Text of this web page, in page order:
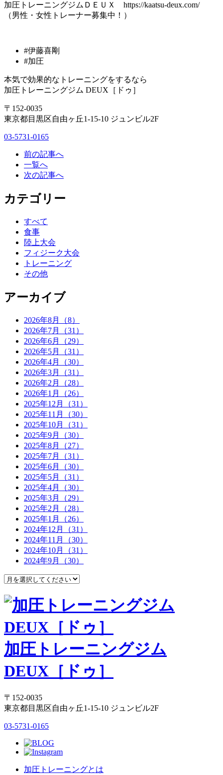
加圧トレーニングジムＤＥＵＸ ‪https://kaatsu-deux.com/‬
（男性・女性トレーナー募集中！）
#伊藤喜剛
#加圧
本気で効果的なトレーニングをするなら
加圧トレーニングジム DEUX［ドゥ］
〒152-0035
東京都目黒区自由ヶ丘1-15-10 ジュンビル2F
03-5731-0165
前の記事へ
一覧へ
次の記事へ
カテゴリー
すべて
食事
陸上大会
フィジーク大会
トレーニング
その他
アーカイブ
2026年8月（8）
2026年7月（31）
2026年6月（29）
2026年5月（31）
2026年4月（30）
2026年3月（31）
2026年2月（28）
2026年1月（26）
2025年12月（31）
2025年11月（30）
2025年10月（31）
2025年9月（30）
2025年8月（27）
2025年7月（31）
2025年6月（30）
2025年5月（31）
2025年4月（30）
2025年3月（29）
2025年2月（28）
2025年1月（26）
2024年12月（31）
2024年11月（30）
2024年10月（31）
2024年9月（30）
加圧トレーニングジム
DEUX［ドゥ］
〒152-0035
東京都目黒区自由ヶ丘1-15-10 ジュンビル2F
03-5731-0165
加圧トレーニングとは